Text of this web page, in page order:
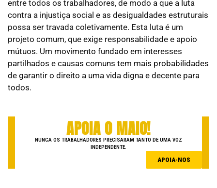
entre todos os trabalhadores, de modo a que a luta
contra a injustiça social e as desigualdades estruturais
possa ser travada coletivamente. Esta luta é um
projeto comum, que exige responsabilidade e apoio
mútuos. Um movimento fundado em interesses
partilhados e causas comuns tem mais probabilidades
de garantir o direito a uma vida digna e decente para
todos.
APOIA O MAIO!
NUNCA OS TRABALHADORES PRECISARAM TANTO DE UMA VOZ
INDEPENDENTE.
APOIA-NOS